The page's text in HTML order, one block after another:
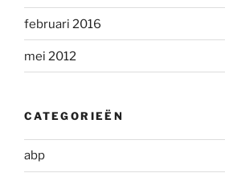
februari 2016
mei 2012
CATEGORIEËN
abp